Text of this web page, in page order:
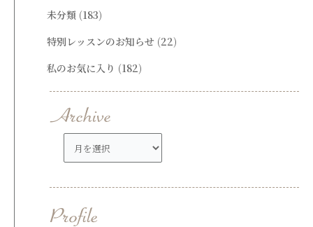
未分類 (183)
特別レッスンのお知らせ (22)
私のお気に入り (182)
カ
ブ